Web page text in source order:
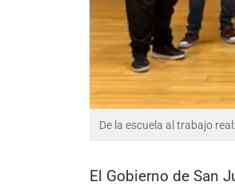
De la escuela al trabajo
El Gobierno de San